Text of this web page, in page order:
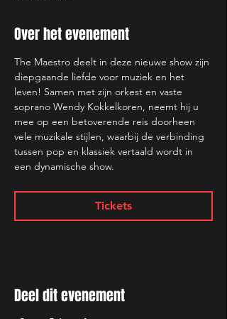
Over het evenement
The Maestro deelt in deze nieuwe show zijn
diepgaande liefde voor muziek en het
leven! Samen met zijn orkest en vaste
soprano Wendy Kokkelkoren, neemt hij u
mee op een betoverende reis doorheen
vele muzikale stijlen, waarbij de verbinding
tussen pop en klassiek vertaald wordt in
een dynamische show.
Tickets
Deel dit evenement